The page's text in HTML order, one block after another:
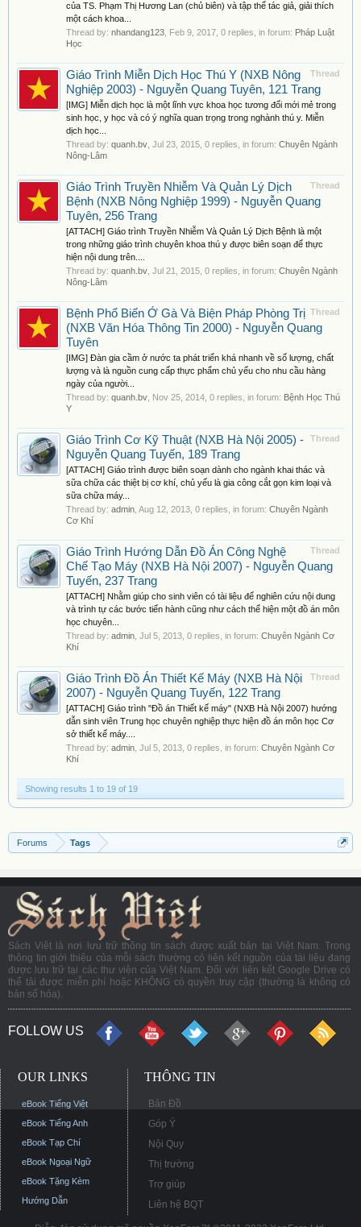
của TS. Phạm Thị Hương Lan (chủ biên) và tập thể tác giả, giải thích
một cách khoa...
Thread by: nhandang123 Feb 9, 2017 , 0 replies, in forum: Pháp Luật
Học
Thread
Giáo Trình Miễn Dịch Học Thú Y (NXB Nông
Nghiệp 2003) - Nguyễn Quang Tuyên, 121 Trang
[IMG] Miễn dịch học là một lĩnh vực khoa học tương đối mới mẻ trong
sinh học, y học và có ý nghĩa quan trọng trong nghành thú y. Miễn
dịch học...
Thread by: quanh.bv Jul 23, 2015 , 0 replies, in forum: Chuyên Ngành
Nông-Lâm
Thread
Giáo Trình Truyền Nhiễm Và Quản Lý Dịch
Bệnh (NXB Nông Nghiệp 1999) - Nguyễn Quang
Tuyên, 256 Trang
[ATTACH] Giáo trình Truyền Nhiễm Và Quản Lý Dịch Bệnh là một
trong những giáo trình chuyên khoa thú y được biên soạn để thực
hiện nội dung trên....
Thread by: quanh.bv Jul 21, 2015 , 0 replies, in forum: Chuyên Ngành
Nông-Lâm
Thread
Bệnh Phổ Biến Ở Gà Và Biện Pháp Phòng Trị
(NXB Văn Hóa Thông Tin 2000) - Nguyễn Quang
Tuyên
[IMG] Đàn gia cầm ở nước ta phát triển khá nhanh về số lượng, chất
lượng và là nguồn cung cấp thực phẩm chủ yếu cho nhu cầu hàng
ngày của người...
Thread by: quanh.bv Nov 25, 2014 , 0 replies, in forum: Bệnh Học Thú
Y
Thread
Giáo Trình Cơ Kỹ Thuật (NXB Hà Nội 2005) -
Nguyễn Quang Tuyến, 189 Trang
[ATTACH] Giáo trình được biên soạn dành cho ngành khai thác và
sữa chữa các thiệt bị cơ khí, chủ yếu là gia công cắt gọn kim loại và
sữa chữa máy...
Thread by: admin Aug 12, 2013 , 0 replies, in forum: Chuyên Ngành
Cơ Khí
Thread
Giáo Trình Hướng Dẫn Đồ Án Công Nghệ
Chế Tạo Máy (NXB Hà Nội 2007) - Nguyễn Quang
Tuyến, 237 Trang
[ATTACH] Nhằm giúp cho sinh viên có tài liệu để nghiên cứu nội dung
và trình tự các bước tiến hành cũng như cách thể hiện một đồ án môn
học chuyên...
Thread by: admin Jul 5, 2013 , 0 replies, in forum: Chuyên Ngành Cơ
Khí
Thread
Giáo Trình Đồ Án Thiết Kế Máy (NXB Hà Nội
2007) - Nguyễn Quang Tuyến, 122 Trang
[ATTACH] Giáo trình "Đồ án Thiết kế máy" (NXB Hà Nội 2007) hướng
dẫn sinh viên Trung học chuyên nghiệp thực hiện đồ án môn học Cơ
sở thiết kế máy....
Thread by: admin Jul 5, 2013 , 0 replies, in forum: Chuyên Ngành Cơ
Khí
Showing results 1 to 19 of 19
Forums Tags
Sách Việt là nơi lưu trữ thông tin sách được xuất bản tại Việt Nam. Trong
thông tin giới thiệu của mỗi sách thường có liên kết nguồn của tài liệu đang
được lưu trữ tại các thư viện của Việt Nam. Đối với liên kết Google Drive có
thể tải được miễn phí hoặc KHÔNG có quyền truy cập (thường là không có
bản số hóa).
FOLLOW US
OUR LINKS
eBook Tiếng Việt
eBook Tiếng Anh
eBook Tạp Chí
eBook Ngoại Ngữ
eBook Tặng Kèm
Hướng Dẫn
THÔNG TIN
Bản Đồ
Góp Ý
Nội Quy
Thị trường
Trợ giúp
Liên hệ BQT